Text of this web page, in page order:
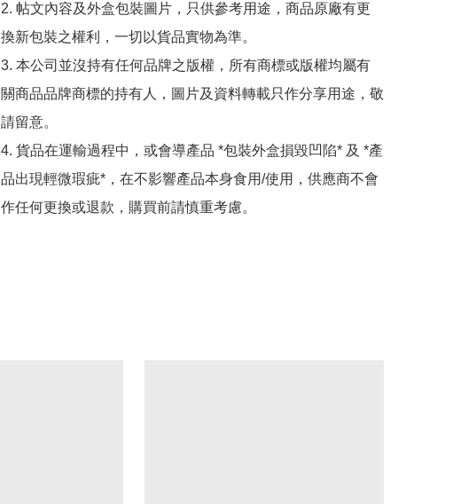
2. 帖文內容及外盒包裝圖片，只供參考用途，商品原廠有更
換新包裝之權利，一切以貨品實物為準。
3. 本公司並沒持有任何品牌之版權，所有商標或版權均屬有
關商品品牌商標的持有人，圖片及資料轉載只作分享用途，敬
請留意。
4. 貨品在運輸過程中，或會導產品 *包裝外盒損毀凹陷* 及 *產
品出現輕微瑕疵*，在不影響產品本身食用/使用，供應商不會
作任何更換或退款，購買前請慎重考慮。